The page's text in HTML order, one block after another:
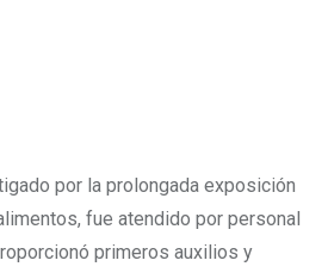
por la prolongada exposición
fue atendido por personal
primeros auxilios y